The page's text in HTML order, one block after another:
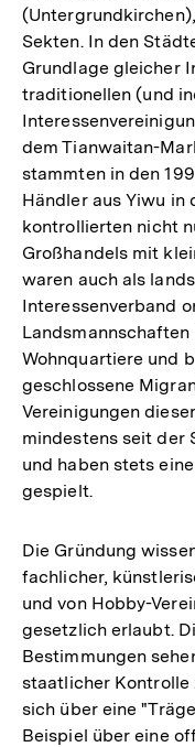
Sekten. In den
Grundlage gleicher
traditionellen (und
dem Tianwaitan-
stammten in den
Händler aus Yiwu in
kontrollierten nicht
Großhandels mit
waren auch als
Interessenverband
Wohnquartiere und
geschlossene
Vereinigungen
mindestens seit der
und haben stets
gespielt.
Die Gründung
fachlicher,
und von Hobby-
gesetzlich erlaubt.
Bestimmungen
staatlicher Kontrolle
sich über eine
Beispiel über eine